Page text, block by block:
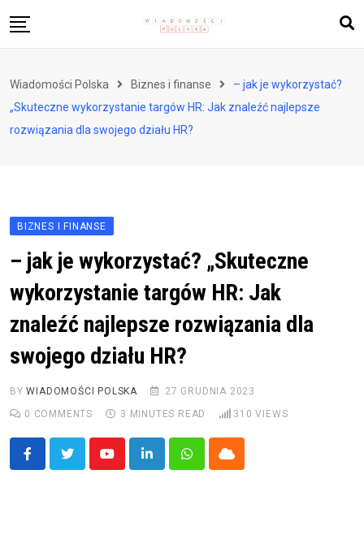
to
Zdrowie i styl życia
Polityka i społeczeństwo
Wiadomości Polska Biznes i finanse
– jak je wykorzystać?
„Skuteczne wykorzystanie targów HR: Jak znaleźć najlepsze
rozwiązania dla swojego działu HR?
BIZNES I FINANSE
– jak je wykorzystać? „Skuteczne
wykorzystanie targów HR: Jak
znaleźć najlepsze rozwiązania dla
swojego działu HR?
BYWIADOMOŚCI POLSKA
27 GRUDNIA 2023
0 COMMENTS 3 MINUTES READ 310 VIEWS
YoutubeLinkedInWhatsappCloud